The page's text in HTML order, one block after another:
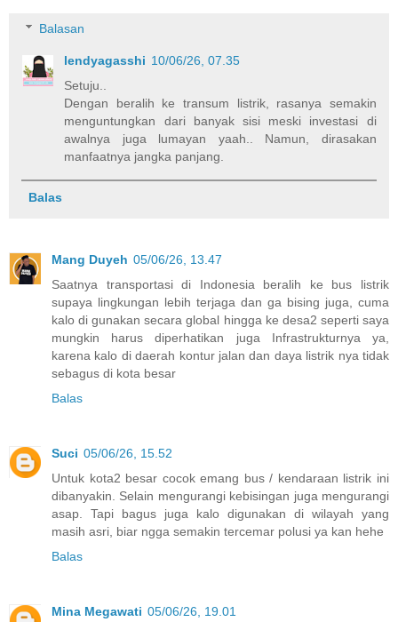
Balasan
lendyagasshi 10/06/26, 07.35
Setuju..
Dengan beralih ke transum listrik, rasanya semakin
menguntungkan dari banyak sisi meski investasi di
awalnya juga lumayan yaah.. Namun, dirasakan
manfaatnya jangka panjang.
Balas
Mang Duyeh 05/06/26, 13.47
Saatnya transportasi di Indonesia beralih ke bus listrik
supaya lingkungan lebih terjaga dan ga bising juga, cuma
kalo di gunakan secara global hingga ke desa2 seperti saya
mungkin harus diperhatikan juga Infrastrukturnya ya,
karena kalo di daerah kontur jalan dan daya listrik nya tidak
sebagus di kota besar
Balas
Suci 05/06/26, 15.52
Untuk kota2 besar cocok emang bus / kendaraan listrik ini
dibanyakin. Selain mengurangi kebisingan juga mengurangi
asap. Tapi bagus juga kalo digunakan di wilayah yang
masih asri, biar ngga semakin tercemar polusi ya kan hehe
Balas
Mina Megawati 05/06/26, 19.01